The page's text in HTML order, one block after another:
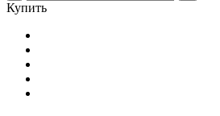
Купить